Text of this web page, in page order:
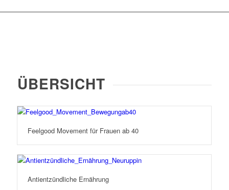
ÜBERSICHT
Feelgood Movement für Frauen ab 40
Antientzündliche Ernährung